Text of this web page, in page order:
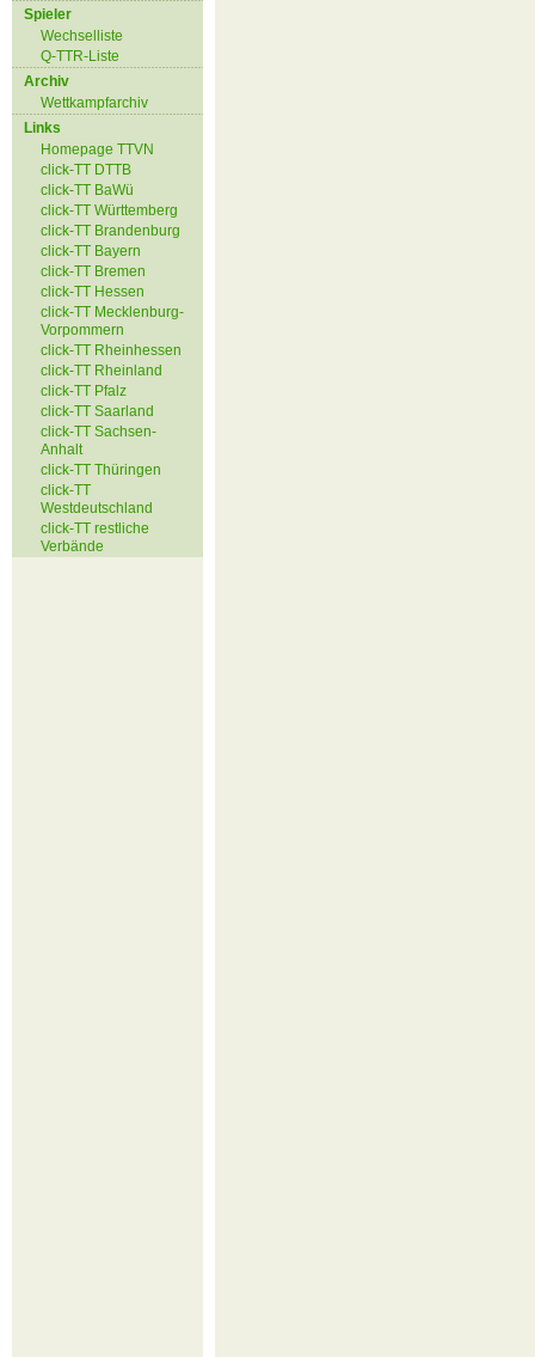
Spieler
Wechselliste
Q-TTR-Liste
Archiv
Wettkampfarchiv
Links
Homepage TTVN
click-TT DTTB
click-TT BaWü
click-TT Württemberg
click-TT Brandenburg
click-TT Bayern
click-TT Bremen
click-TT Hessen
click-TT Mecklenburg-
Vorpommern
click-TT Rheinhessen
click-TT Rheinland
click-TT Pfalz
click-TT Saarland
click-TT Sachsen-
Anhalt
click-TT Thüringen
click-TT
Westdeutschland
click-TT restliche
Verbände